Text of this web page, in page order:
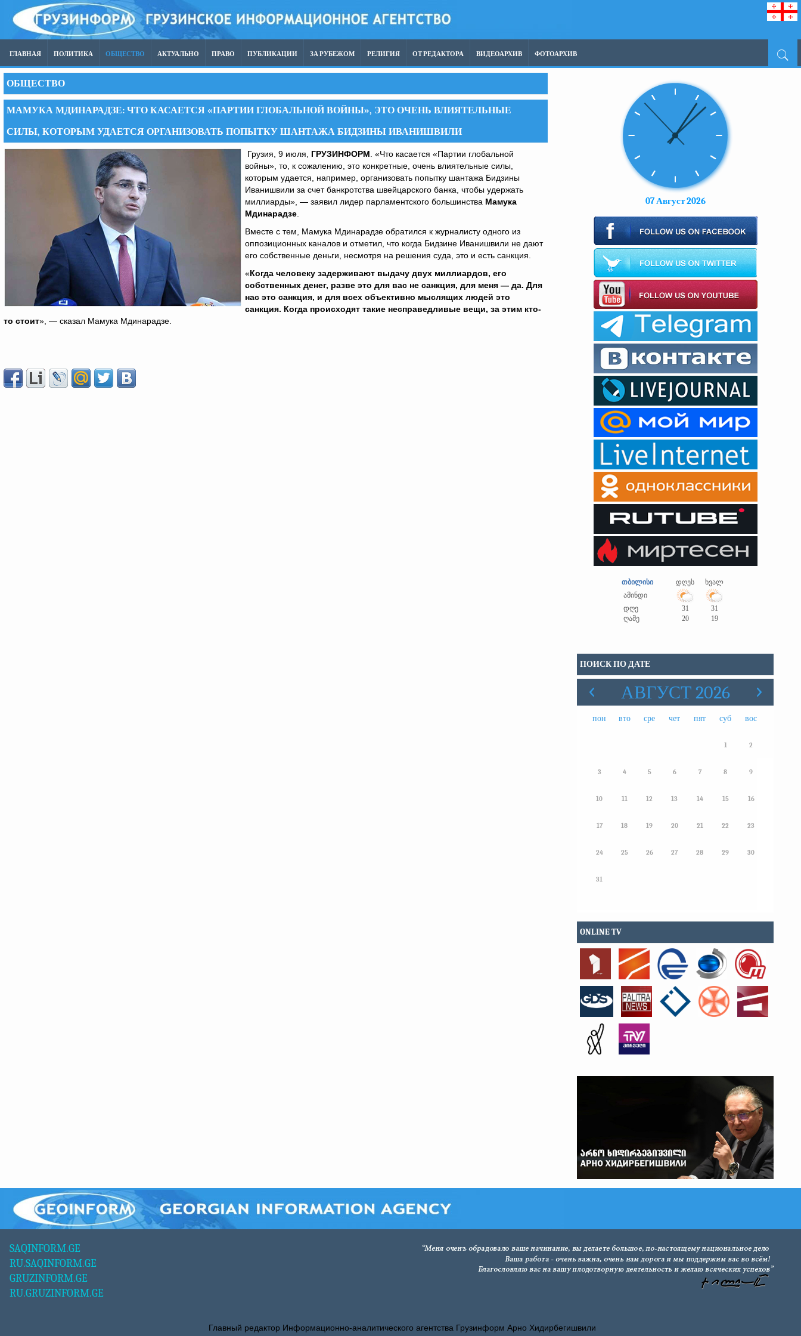
ГЛАВНАЯ ПОЛИТИКА ОБЩЕСТВО АКТУАЛЬНО ПРАВО ПУБЛИКАЦИИ ЗА РУБЕЖОМ РЕЛИГИЯ ОТ РЕДАКТОРА ВИДЕОАРХИВ ФОТОАРХИВ
ОБЩЕСТВО
МАМУКА МДИНАРАДЗЕ: ЧТО КАСАЕТСЯ «ПАРТИИ ГЛОБАЛЬНОЙ ВОЙНЫ», ЭТО ОЧЕНЬ ВЛИЯТЕЛЬНЫЕ
СИЛЫ, КОТОРЫМ УДАЕТСЯ ОРГАНИЗОВАТЬ ПОПЫТКУ ШАНТАЖА БИДЗИНЫ ИВАНИШВИЛИ
Грузия, 9 июля, ГРУЗИНФОРМ . «Что касается «Партии глобальной
войны», то, к сожалению, это конкретные, очень влиятельные силы,
которым удается, например, организовать попытку шантажа Бидзины
Иванишвили за счет банкротства швейцарского банка, чтобы удержать
миллиарды», — заявил лидер парламентского большинства Мамука
Мдинарадзе
Вместе с тем, Мамука Мдинарадзе обратился к журналисту одного из
оппозиционных каналов и отметил, что когда Бидзине Иванишвили не дают
его собственные деньги, несмотря на решения суда, это и есть санкция.
«Когда человеку задерживают выдачу двух миллиардов, его
собственных денег, разве это для вас не санкция, для меня — да. Для
нас это санкция, и для всех объективно мыслящих людей это
санкция. Когда происходят такие несправедливые вещи, за этим кто-
то стоит», — сказал Мамука Мдинарадзе.
07 Август 2026
თბილისი დღეს
ხვალ
ამინდი
დღე
31
31
ღამე
20 19
ПОИСК ПО ДАТЕ
АВГУСТ 2026
пон вто сре чет пят суб вос
1 2
3 4 5 6 7 8 9
10 11 12 13 14 15 16
17 18 19 20 21 22 23
24 25 26 27 28 29 30
31
ONLINE TV
SAQINFORM.GE
RU.SAQINFORM.GE
GRUZINFORM.GE
RU.GRUZINFORM.GE
Главный редактор Информационно-аналитического агентства Грузинформ Арно Хидирбегишвили